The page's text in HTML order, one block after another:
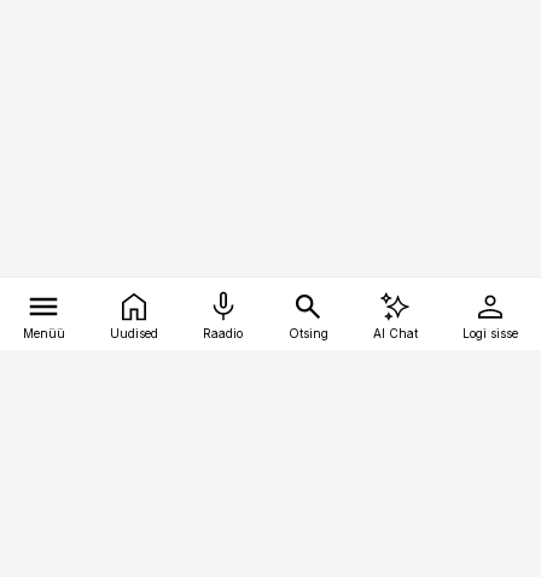
Menüü Uudised Raadio Otsing AI Chat Logi sisse